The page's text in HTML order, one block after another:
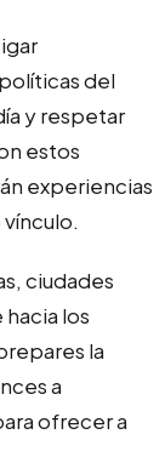
del
y respetar
estos
experiencias
ciudades
los
la
a
ofrecer a